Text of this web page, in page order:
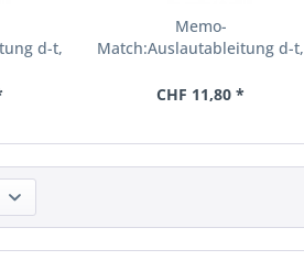
d-t,
Memo-
Match:Auslautableitung d-t,
CHF 11,80 *